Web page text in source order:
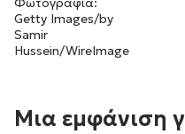
Getty Images/by
Samir
Hussein/WireImage
Μια εμφάνιση